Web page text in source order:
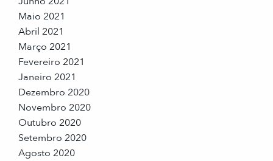
Maio 2021
Abril 2021
Março 2021
Fevereiro 2021
Janeiro 2021
Dezembro 2020
Novembro 2020
Outubro 2020
Setembro 2020
Agosto 2020